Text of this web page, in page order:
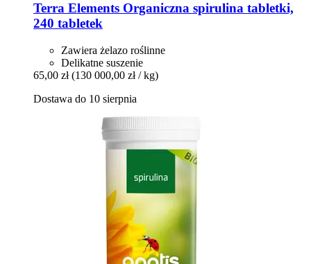
Terra Elements Organiczna spirulina tabletki,
240 tabletek
Zawiera żelazo roślinne
Delikatne suszenie
65,00 zł (130 000,00 zł / kg)
Dostawa do 10 sierpnia